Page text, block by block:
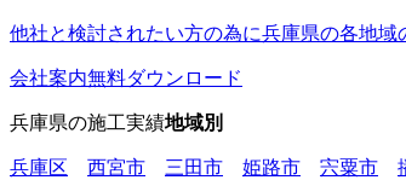
他社と検討されたい方の為に兵庫県の各地域
会社案内無料ダウンロード
兵庫県の施工実績地域別
兵庫区 西宮市 三田市 姫路市 宍粟市